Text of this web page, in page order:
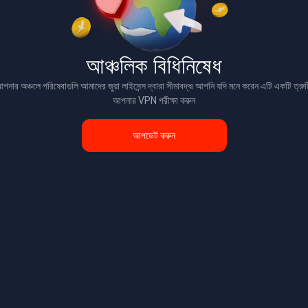
আঞ্চলিক বিধিনিষেধ
অঞ্চলে পরিষেবাগুলি আমাদের জুয়া লাইসেন্স দ্বারা সীমাবদ্ধ৷ আপনি যদি মনে করেন এটি একটি
আপনার VPN পরীক্ষা করুন
আপডেট করুন